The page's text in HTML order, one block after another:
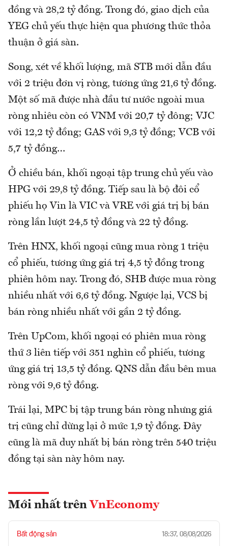
đồng và 28,2 tỷ đồng. Trong đó, giao dịch của
YEG chủ yếu thực hiện qua phương thức thỏa
thuận ở giá sàn.
Song, xét về khối lượng, mã STB mới dẫn đầu
với 2 triệu đơn vị ròng, tương ứng 21,6 tỷ đồng.
Một số mã được nhà đầu tư nước ngoài mua
ròng nhiêu còn có VNM với 20,7 tỷ đông; VJC
với 12,2 tỷ đồng; GAS với 9,3 tỷ đồng; VCB với
5,7 tỷ đồng…
Ở chiều bán, khối ngoại tập trung chủ yếu vào
HPG với 29,8 tỷ đồng. Tiếp sau là bộ đôi cổ
phiếu họ Vin là VIC và VRE với giá trị bị bán
ròng lần lượt 24,5 tỷ đồng và 22 tỷ đồng.
Trên HNX, khối ngoại cũng mua ròng 1 triệu
cổ phiếu, tương ứng giá trị 4,5 tỷ đồng trong
phiên hôm nay. Trong đó, SHB được mua ròng
nhiều nhất với 6,6 tỷ đồng. Ngược lại, VCS bị
bán ròng nhiều nhất với gần 2 tỷ đồng.
Trên UpCom, khối ngoại có phiên mua ròng
thứ 3 liên tiếp với 351 nghìn cổ phiếu, tương
ứng giá trị 13,5 tỷ đồng. QNS dẫn đầu bên mua
ròng với 9,6 tỷ đồng.
Trái lại, MPC bị tập trung bán ròng nhưng giá
trị cũng chỉ dừng lại ở mức 1,9 tỷ đồng. Đây
cũng là mã duy nhất bị bán ròng trên 540 triệu
đồng tại sàn này hôm nay.
Mới nhất trên VnEconomy
Bất động sản 18:37, 08/08/2026